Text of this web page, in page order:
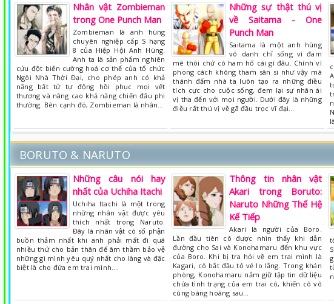
Nhân vật Zombieman
trong One Punch Man
Zombieman là anh hùng
chuyên nghiệp cấp S hạng
8 của Hiệp Hội Anh Hùng.
Anh ta là sản phẩm nghiên
cứu đột biến cường hoá cơ thể của tổ chức
Ngôi Nhà Thời Đại, cho phép anh có khả
năng bất tử tự động hồi phục mọi vết
thương và nâng cao khả năng chiến đấu phi
thường. Bên cạnh đó, Zombieman là nhân…
Những sự thật thú vị
về Saitama - One
Punch Man
Saitama là một anh hùng
vô danh chỉ sống vì đam
mê thôi chứ có ham hố cái gì đâu. Chính vì
phong cách không tham sân si như vậy mà
thánh đấm nhà ta luôn tạo ra những điều
tích cực cho cuộc sống, đem lại sự nhân ái
vị tha đến với mọi người. Dưới đây là những
điều rất thú vị về gã đầu trọc vĩ đại…
BORUTO & NARUTO
Những câu nói hay
nhất của Uchiha Itachi
Uchiha Itachi là một trong
những nhân vật được yêu
thích nhất trong Naruto.
Đây là nhân vật có số phận
buồn thảm nhất khi anh phải mất đi quá
nhiều thứ cho bản thân để âm thầm bảo vệ
những gì mình yêu quý nhất cho làng và đặc
biệt là cho đứa em trai mình.…
Thông tin nhân vật
Akari trong Boruto:
Naruto Những Thế Hệ
Kế Tiếp
Akari là người của Boro.
Lần đầu tiên cô được nhìn thấy khi dẫn
đường cho Sai và Konohamaru đến khu vực
của Boro. Khi bị tra hỏi về em trai mình là
Kagari, cô bắt đầu tỏ vẻ lo lắng. Trong khán
phòng, Konohamaru nắm giữ tập tin dữ liệu
chứa tình trạng của em trai cô, khiến cô vô
cùng bàng hoàng sau…